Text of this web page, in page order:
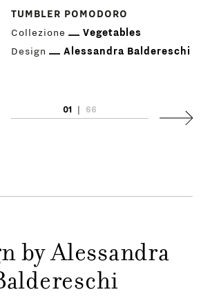
PRINCIPALE
PRODOTTI
STORE
GIFT
TUMBLER POMODORO
Collezione
Vegetables
Design
Alessandra Baldereschi
01 | 66
by Alessandra